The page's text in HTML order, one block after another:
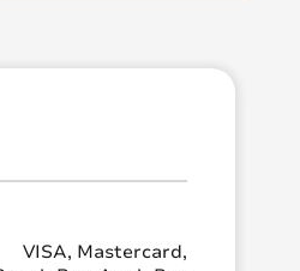
VISA, Mastercard,